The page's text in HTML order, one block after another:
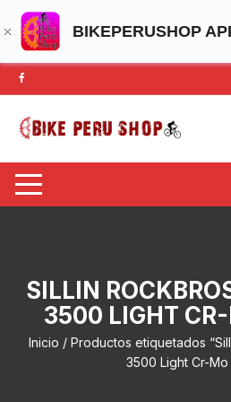
BIKEPERUSHOP
Saltar
al
contenido
SILLIN
3500 LIGHT
Inicio / Productos etiquetados
3500 Light Cr-